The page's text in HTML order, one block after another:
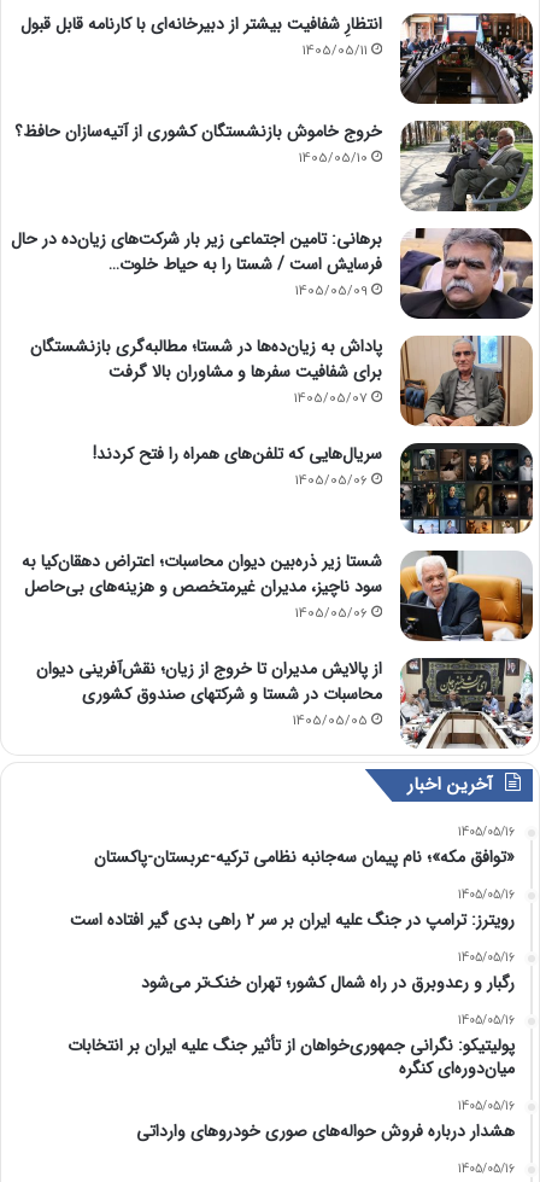
انتظارِ شفافیت بیشتر از دبیرخانه‌ای با کارنامه قابل قبول
1405/05/11
خروج خاموش بازنشستگان کشوری از آتیه‌سازان حافظ؟
1405/05/10
برهانی: تامین اجتماعی زیر بار شرکت‌های زیان‌ده در حال
فرسایش است / شستا را به حیاط خلوت…
1405/05/09
پاداش به زیان‌ده‌ها در شستا؛ مطالبه‌گری بازنشستگان
برای شفافیت سفرها و مشاوران بالا گرفت
1405/05/07
سریال‌هایی که تلفن‌های همراه را فتح کردند!
1405/05/06
شستا زیر ذره‌بین دیوان محاسبات؛ اعتراض دهقان‌کیا به
سود ناچیز، مدیران غیرمتخصص و هزینه‌های بی‌حاصل
1405/05/06
از پالایش مدیران تا خروج از زیان؛ نقش‌آفرینی دیوان
محاسبات در شستا و شرکتهای صندوق کشوری
1405/05/05
آخرین اخبار
1405/05/16
«توافق مکه»؛ نام پیمان سه‌جانبه نظامی ترکیه-عربستان-پاکستان
1405/05/16
رویترز: ترامپ در جنگ علیه ایران بر سر ۲ راهی بدی گیر افتاده است
1405/05/16
رگبار و رعدوبرق در راه شمال کشور؛ تهران خنک‌تر می‌شود
1405/05/16
پولیتیکو: نگرانی جمهوری‌خواهان از تأثیر جنگ علیه ایران بر انتخابات
میان‌دوره‌ای کنگره
1405/05/16
هشدار درباره فروش حواله‌های صوری خودروهای وارداتی
1405/05/16